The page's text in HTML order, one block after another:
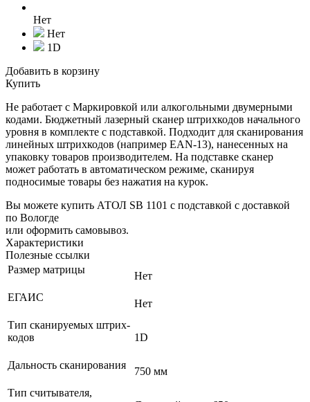
Нет
Нет
1D
Добавить в корзину
Купить
Не работает с Маркировкой или алкогольными двумерными
кодами. Бюджетный лазерный сканер штрихкодов начального
уровня в комплекте с подставкой. Подходит для сканирования
линейных штрихкодов (например EAN-13), нанесенных на
упаковку товаров производителем. На подставке сканер
может работать в автоматическом режиме, сканируя
подносимые товары без нажатия на курок.
Вы можете купить АТОЛ SB 1101 с подставкой с доставкой
по Вологде
или оформить самовывоз.
Характеристики
Полезные ссылки
Размер матрицы
Нет
ЕГАИС
Нет
Тип сканируемых штрих-
кодов
1D
Дальность сканирования
750 мм
Тип считывателя,